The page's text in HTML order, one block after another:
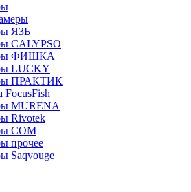
ЯЗЬ
CALYPSO
ФИШКА
LUCKY
ПРАКТИК
FocusFish
MURENA
Rivotek
СОМ
прочее
Saqvouge